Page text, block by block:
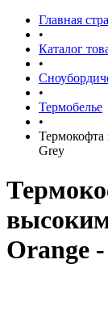
Главная
•
Каталог
•
•
Термобелье
•
Термокофта
Grey
Orange